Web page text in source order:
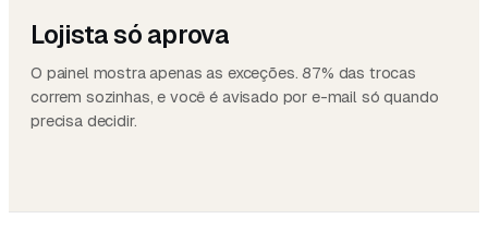
Lojista só aprova
O painel mostra apenas as exceções. 87% das trocas
correm sozinhas, e você é avisado por e-mail só quando
precisa decidir.